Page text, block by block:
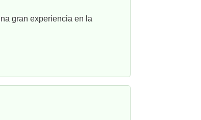
gran experiencia en la